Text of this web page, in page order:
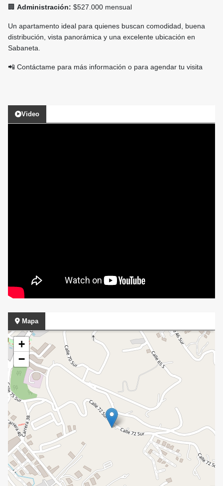
🏢 Administración: $527.000 mensual
Un apartamento ideal para quienes buscan comodidad, buena
distribución, vista panorámica y una excelente ubicación en
Sabaneta.
📲 Contáctame para más información o para agendar tu visita
Video
Mapa
+
−